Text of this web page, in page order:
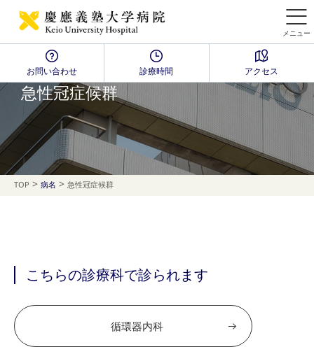
メニュー
お問い合わせ 診療時間 アクセス
Disease Name Search
急性冠症候群
TOP > 病名 > 急性冠症候群
こちらの診療科で診られます
循環器内科